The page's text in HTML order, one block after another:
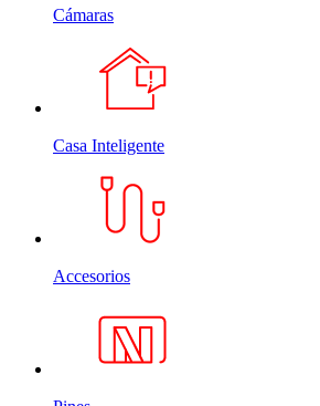
Cámaras
Casa Inteligente
Accesorios